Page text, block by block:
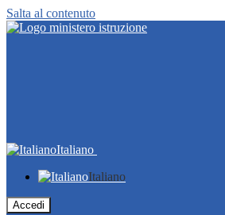
Salta al contenuto
Italiano
Italiano
Accedi